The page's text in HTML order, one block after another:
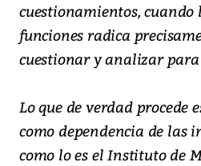
cuestionamientos,
funciones radica
cuestionar y analizar
Lo que de verdad procede
como dependencia de las
como lo es el Instituto de